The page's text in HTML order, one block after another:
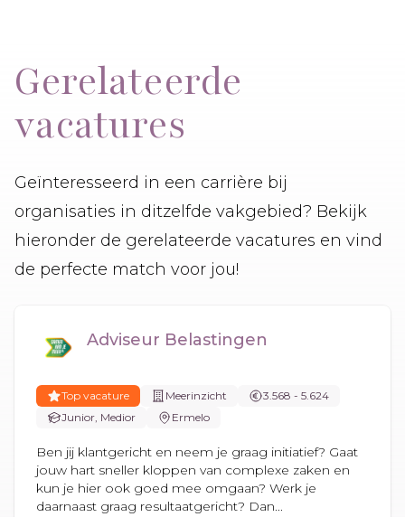
Gerelateerde
vacatures
Geïnteresseerd in een carrière bij
organisaties in ditzelfde vakgebied? Bekijk
hieronder de gerelateerde vacatures en vind
de perfecte match voor jou!
Adviseur Belastingen
Top vacature Meerinzicht
3.568 - 5.624
Junior, Medior
Ermelo
Ben jij klantgericht en neem je graag initiatief? Gaat
jouw hart sneller kloppen van complexe zaken en
kun je hier ook goed mee omgaan? Werk je
daarnaast graag resultaatgericht? Dan...